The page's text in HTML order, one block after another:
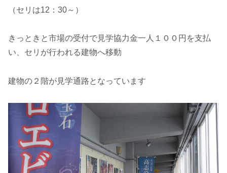
（セリは12：30～）
きっときと市場の受付で見学協力金一人１００円を支払
い、セリが行われる建物へ移動
建物の２階が見学通路となっています